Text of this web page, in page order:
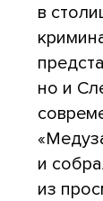
в
но и
и
из